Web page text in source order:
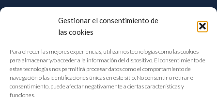
Gestionar el consentimiento de
las cookies
Para ofrecer las mejores experiencias, utilizamos tecnologías como las cookies
para almacenar y/o acceder a la información del dispositivo. El consentimiento de
estas tecnologías nos permitirá procesar datos como el comportamiento de
navegación o las identificaciones únicas en este sitio. No consentir o retirar el
consentimiento, puede afectar negativamente a ciertas características y
funciones.